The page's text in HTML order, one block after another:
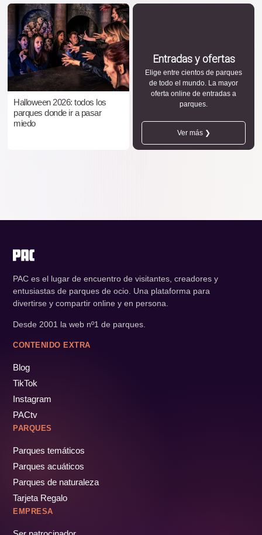
Halloween 2026: todos los
parques donde ir a pasar
miedo
Entradas y ofertas
Elige entre cientos de parques
de todo el mundo. La mayor
oferta online de entradas a
parques.
Ver más ❯
PAC es el lugar de encuentro de visitantes, creadores y
entusiastas de parques de ocio. Una plataforma para
divertirse y compartir online y en persona.
Desde 2001 la web nº1 de parques.
CONTENIDO EXTRA
Blog
TikTok
Instagram
PACtv
PARQUES
Parques temáticos
Parques acuáticos
Parques de naturaleza
Tarjeta Regalo
EMPRESA